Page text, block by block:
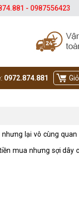
0972.874.881
lại vô cùng quan
mua nhưng sợi dây
- 0987556423